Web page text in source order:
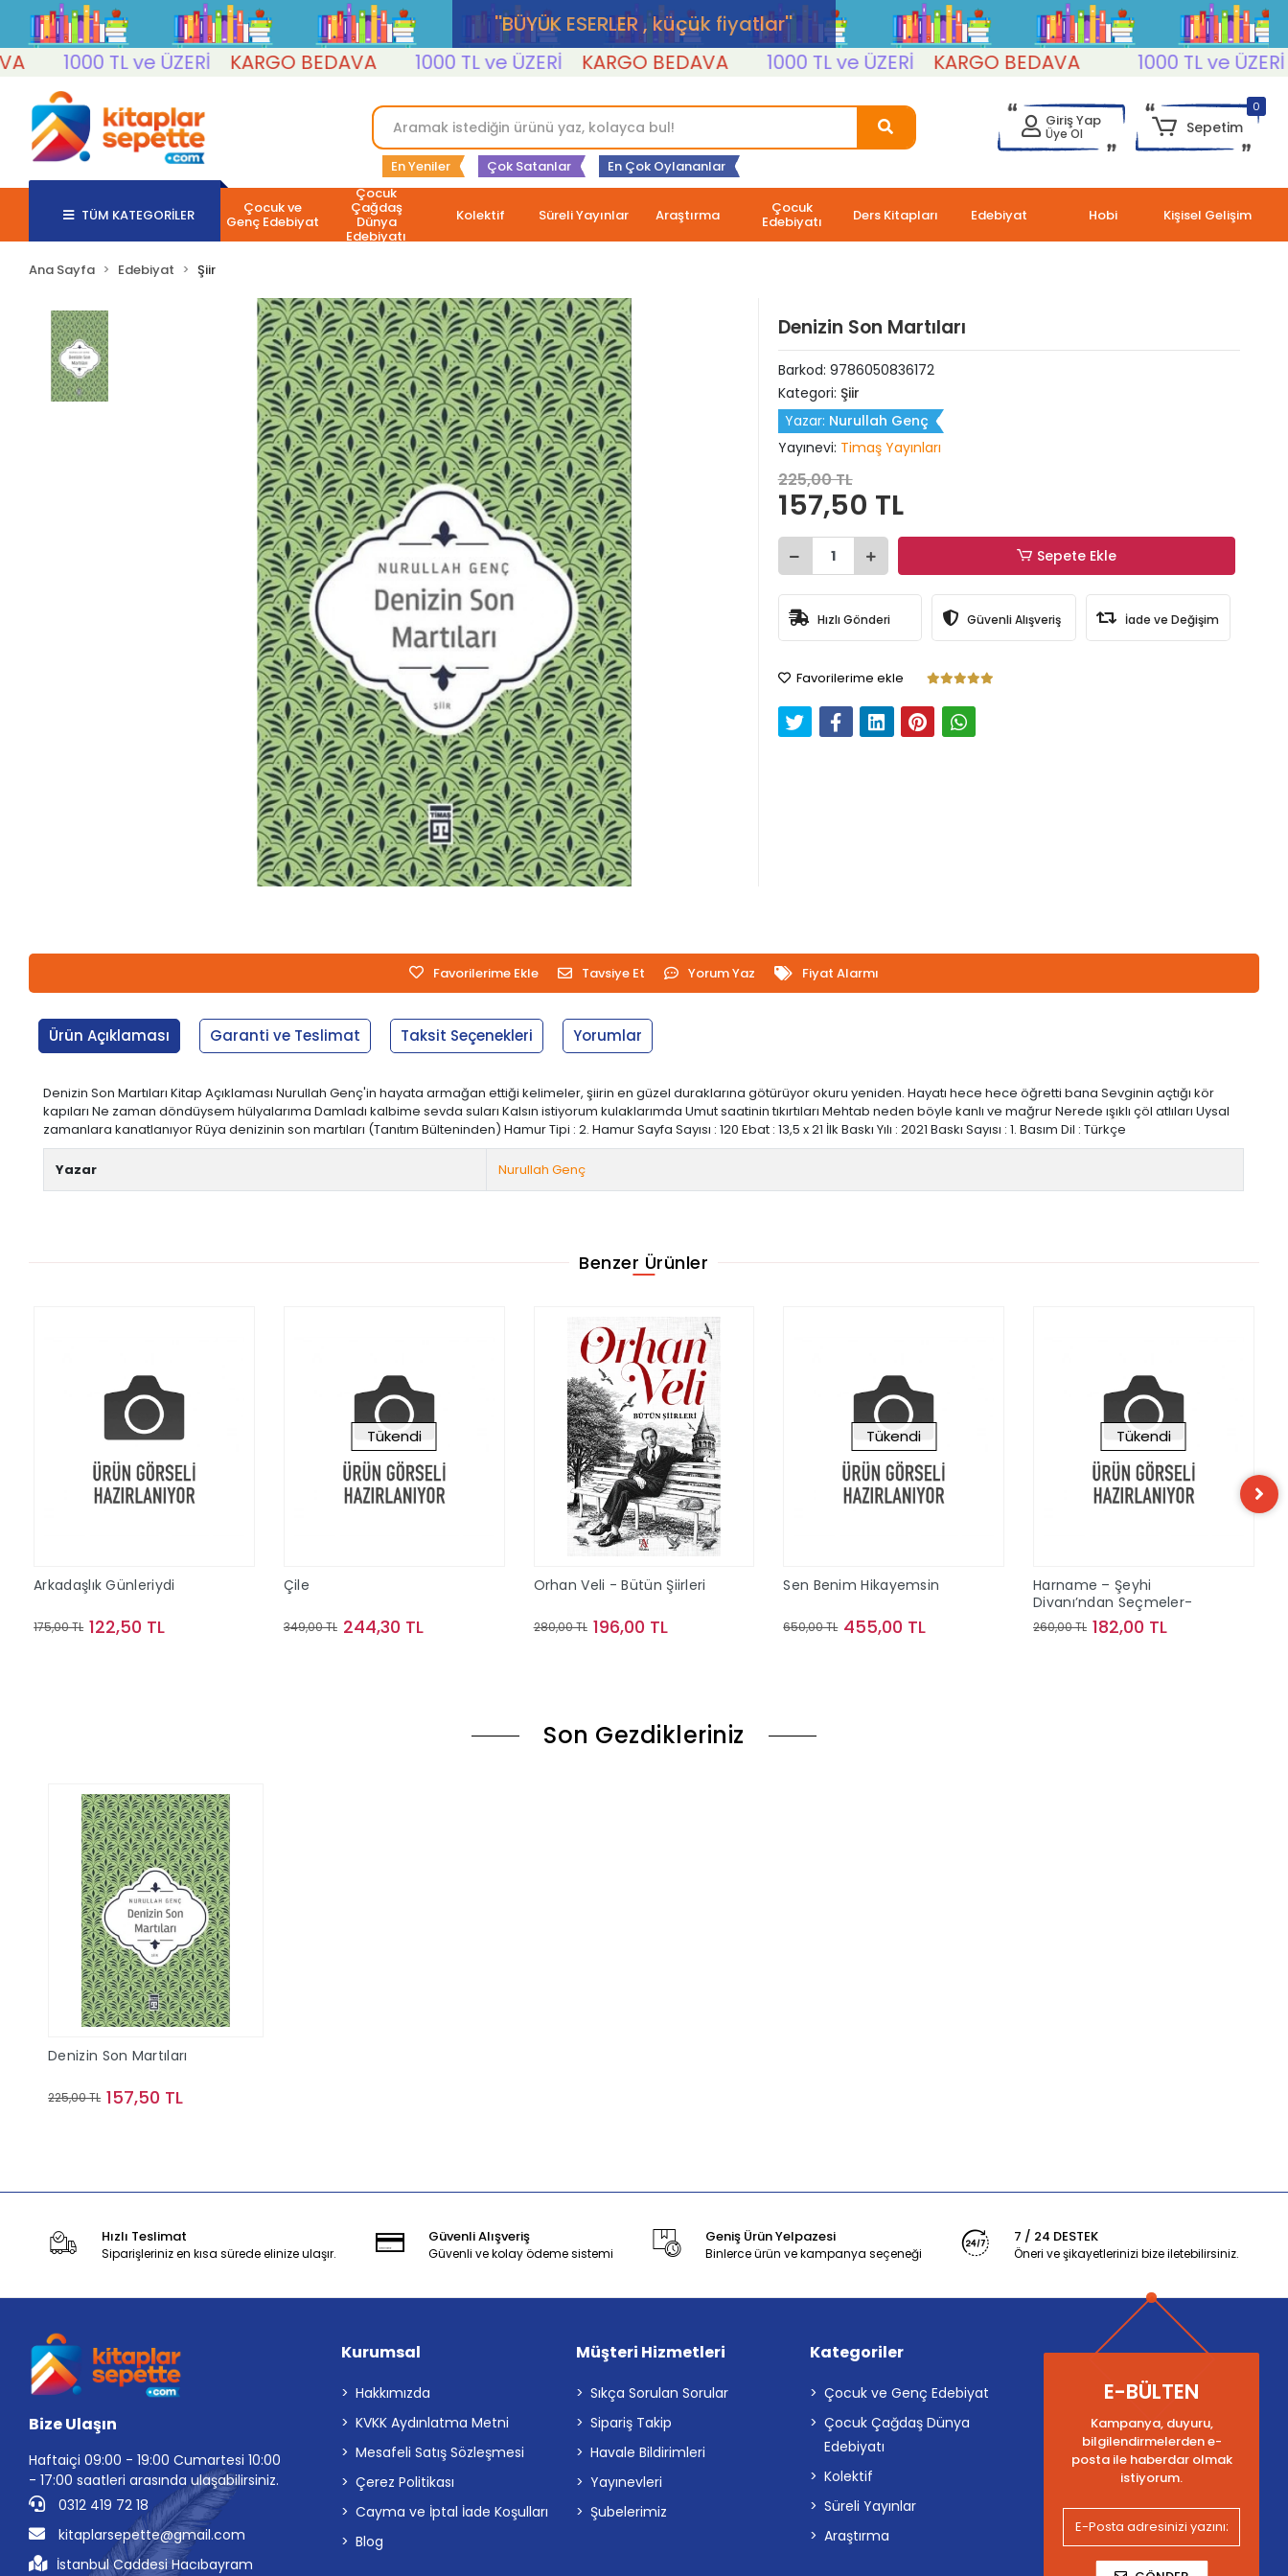
''BÜYÜK ESERLER , küçük fiyatlar''
1000 TL ve ÜZERİ
KARGO BEDAVA 1000 TL ve ÜZERİ KARGO BEDAVA 1000 TL ve ÜZERİ KARGO BEDAVA 1000 TL ve ÜZERİ
En Yeniler Çok Satanlar En Çok Oylananlar
Giriş Yap
Üye Ol
0
Sepetim
TÜM KATEGORİLER Çocuk ve
Genç Edebiyat
Çocuk
Çağdaş
Dünya
Edebiyatı
Kolektif Süreli Yayınlar Araştırma Çocuk
Edebiyatı Ders Kitapları Edebiyat Hobi Kişisel Gelişim
Ana Sayfa Edebiyat Şiir
Denizin Son Martıları
Barkod: 9786050836172
Kategori: Şiir
Yazar: Nurullah Genç
Yayınevi: Timaş Yayınları
225,00 TL
157,50 TL
Sepete Ekle
Hızlı Gönderi Güvenli Alışveriş İade ve Değişim
Favorilerime ekle
Favorilerime Ekle Tavsiye Et Yorum Yaz Fiyat Alarmı
Ürün Açıklaması Garanti ve Teslimat Taksit Seçenekleri Yorumlar
Denizin Son Martıları Kitap Açıklaması Nurullah Genç'in hayata armağan ettiği kelimeler, şiirin en güzel duraklarına götürüyor okuru yeniden. Hayatı hece hece öğretti bana Sevginin açtığı kör
kapıları Ne zaman döndüysem hülyalarıma Damladı kalbime sevda suları Kalsın istiyorum kulaklarımda Umut saatinin tıkırtıları Mehtab neden böyle kanlı ve mağrur Nerede ışıklı çöl atlıları Uysal
zamanlara kanatlanıyor Rüya denizinin son martıları (Tanıtım Bülteninden) Hamur Tipi : 2. Hamur Sayfa Sayısı : 120 Ebat : 13,5 x 21 İlk Baskı Yılı : 2021 Baskı Sayısı : 1. Basım Dil : Türkçe
Yazar Nurullah Genç
Benzer Ürünler
Arkadaşlık Günleriydi
175,00 TL 122,50 TL
Tükendi
Çile
349,00 TL 244,30 TL
Orhan Veli - Bütün Şiirleri
280,00 TL 196,00 TL
Tükendi
Sen Benim Hikayemsin
650,00 TL 455,00 TL
Tükendi
Harname – Şeyhi
Divanı’ndan Seçmeler-
260,00 TL 182,00 TL
Son Gezdikleriniz
Denizin Son Martıları
225,00 TL 157,50 TL
Hızlı Teslimat
Siparişleriniz en kısa sürede elinize ulaşır.
Güvenli Alışveriş
Güvenli ve kolay ödeme sistemi
Geniş Ürün Yelpazesi
Binlerce ürün ve kampanya seçeneği
7 / 24 DESTEK
Öneri ve şikayetlerinizi bize iletebilirsiniz.
Bize Ulaşın
Haftaiçi 09:00 - 19:00 Cumartesi 10:00
- 17:00 saatleri arasında ulaşabilirsiniz.
0312 419 72 18
kitaplarsepette@gmail.com
İstanbul Caddesi Hacıbayram
Kurumsal
Hakkımızda
KVKK Aydınlatma Metni
Mesafeli Satış Sözleşmesi
Çerez Politikası
Cayma ve İptal İade Koşulları
Blog
Müşteri Hizmetleri
Sıkça Sorulan Sorular
Sipariş Takip
Havale Bildirimleri
Yayınevleri
Şubelerimiz
Kategoriler
Çocuk ve Genç Edebiyat
Çocuk Çağdaş Dünya
Edebiyatı
Kolektif
Süreli Yayınlar
Araştırma
E-BÜLTEN
Kampanya, duyuru,
bilgilendirmelerden e-
posta ile haberdar olmak
istiyorum.